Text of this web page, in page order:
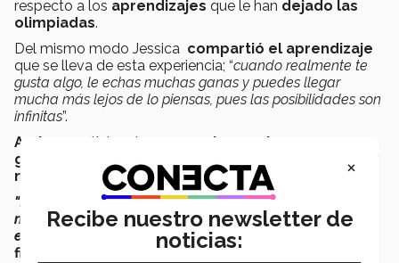
respecto a los aprendizajes que le han dejado las
olimpiadas.
Del mismo modo Jessica compartió el aprendizaje
que se lleva de esta experiencia; “cuando realmente te
gusta algo, le echas muchas ganas y puedes llegar
mucha más lejos de lo piensas, pues las posibilidades son
infinitas”.
Ambos
participantes
aconsejaron a las nuevas
generaciones que
persigan siempre sus sueños y
metas.
"Es importante disfrutar todo el viaje y aprender
mucho, pero sobre todas las cosas, lo más importante
es compartir el conocimiento con los demás
finalizaron.
×
Recibe nuestro newsletter de
noticias: